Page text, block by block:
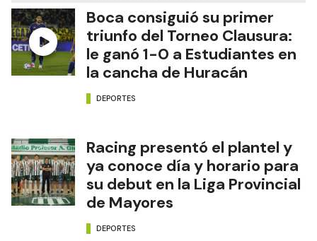
Boca consiguió su primer
triunfo del Torneo Clausura:
le ganó 1-0 a Estudiantes en
la cancha de Huracán
DEPORTES
Racing presentó el plantel y
ya conoce día y horario para
su debut en la Liga Provincial
de Mayores
DEPORTES